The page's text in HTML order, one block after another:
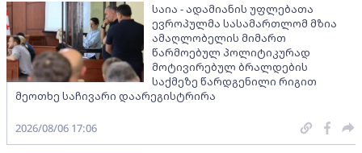
საია - ადამიანის უფლებათა
ევროპულმა სასამართლომ მზია
ამაღლობელის მიმართ
წარმოებულ პოლიტიკურად
მოტივირებულ ბრალდების
საქმეზე წარდგენილი რიგით
მეოთხე საჩივარი დაარეგისტრირა
2026/08/06 17:06